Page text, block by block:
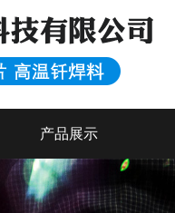
产品展示